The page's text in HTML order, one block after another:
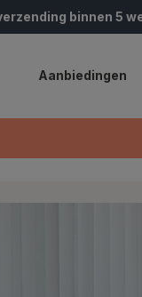
binnen 5
Aanbiedingen